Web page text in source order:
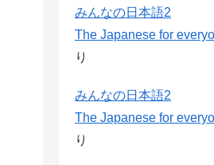
みんなの日本語2
The Japanese for
り
みんなの日本語2
The Japanese for
り